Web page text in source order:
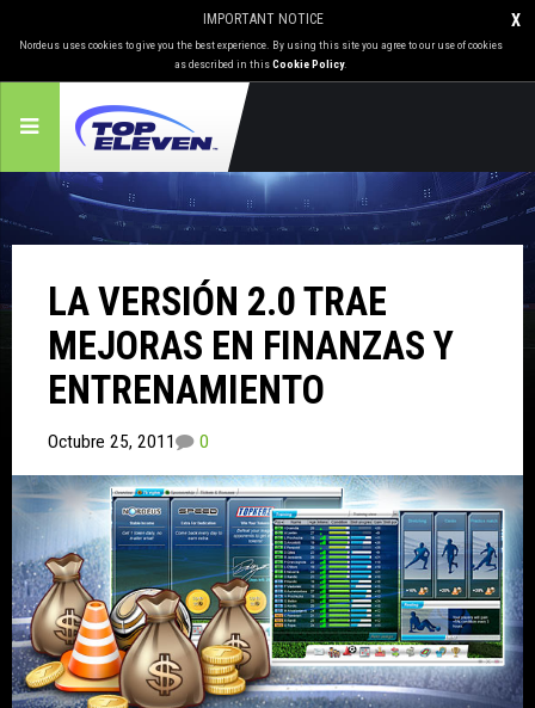
X
IMPORTANT NOTICE
Nordeus uses cookies to give you the best experience. By using this site you agree to our use of cookies
as described in thisCookie Policy.
LA VERSIÓN 2.0 TRAE
MEJORAS EN FINANZAS Y
ENTRENAMIENTO
Octubre 25, 2011 0